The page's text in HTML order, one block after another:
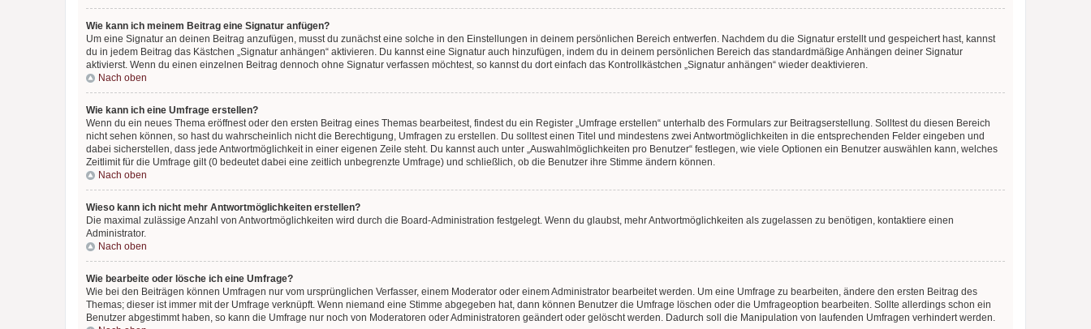
Wie kann ich meinem Beitrag eine Signatur anfügen?
Um eine Signatur an deinen Beitrag anzufügen, musst du zunächst eine solche in den Einstellungen in deinem persönlichen Bereich entwerfen. Nachdem du die Signatur erstellt und gespeichert hast, kannst
du in jedem Beitrag das Kästchen „Signatur anhängen“ aktivieren. Du kannst eine Signatur auch hinzufügen, indem du in deinem persönlichen Bereich das standardmäßige Anhängen deiner Signatur
aktivierst. Wenn du einen einzelnen Beitrag dennoch ohne Signatur verfassen möchtest, so kannst du dort einfach das Kontrollkästchen „Signatur anhängen“ wieder deaktivieren.
Nach oben
Wie kann ich eine Umfrage erstellen?
Wenn du ein neues Thema eröffnest oder den ersten Beitrag eines Themas bearbeitest, findest du ein Register „Umfrage erstellen“ unterhalb des Formulars zur Beitragserstellung. Solltest du diesen Bereich
nicht sehen können, so hast du wahrscheinlich nicht die Berechtigung, Umfragen zu erstellen. Du solltest einen Titel und mindestens zwei Antwortmöglichkeiten in die entsprechenden Felder eingeben und
dabei sicherstellen, dass jede Antwortmöglichkeit in einer eigenen Zeile steht. Du kannst auch unter „Auswahlmöglichkeiten pro Benutzer“ festlegen, wie viele Optionen ein Benutzer auswählen kann, welches
Zeitlimit für die Umfrage gilt (0 bedeutet dabei eine zeitlich unbegrenzte Umfrage) und schließlich, ob die Benutzer ihre Stimme ändern können.
Nach oben
Wieso kann ich nicht mehr Antwortmöglichkeiten erstellen?
Die maximal zulässige Anzahl von Antwortmöglichkeiten wird durch die Board-Administration festgelegt. Wenn du glaubst, mehr Antwortmöglichkeiten als zugelassen zu benötigen, kontaktiere einen
Administrator.
Nach oben
Wie bearbeite oder lösche ich eine Umfrage?
Wie bei den Beiträgen können Umfragen nur vom ursprünglichen Verfasser, einem Moderator oder einem Administrator bearbeitet werden. Um eine Umfrage zu bearbeiten, ändere den ersten Beitrag des
Themas; dieser ist immer mit der Umfrage verknüpft. Wenn niemand eine Stimme abgegeben hat, dann können Benutzer die Umfrage löschen oder die Umfrageoption bearbeiten. Sollte allerdings schon ein
Benutzer abgestimmt haben, so kann die Umfrage nur noch von Moderatoren oder Administratoren geändert oder gelöscht werden. Dadurch soll die Manipulation von laufenden Umfragen verhindert werden.